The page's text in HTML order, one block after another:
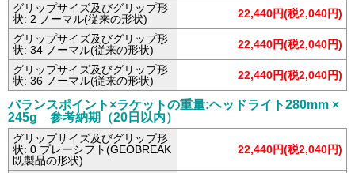
グリップサイズ及びグリップ形
状: 2 ノーマル(従来の形状)
22,440円(税2,040円)
グリップサイズ及びグリップ形
状: 34 ノーマル(従来の形状)
22,440円(税2,040円)
グリップサイズ及びグリップ形
状: 36 ノーマル(従来の形状)
22,440円(税2,040円)
バランスポイント×ラケットの重量:ヘッドライト280mm ×
245g 参考納期（20日以内）
グリップサイズ及びグリップ形
状: 0 プレーシフト(GEOBREAK
既製品の形状)
22,440円(税2,040円)